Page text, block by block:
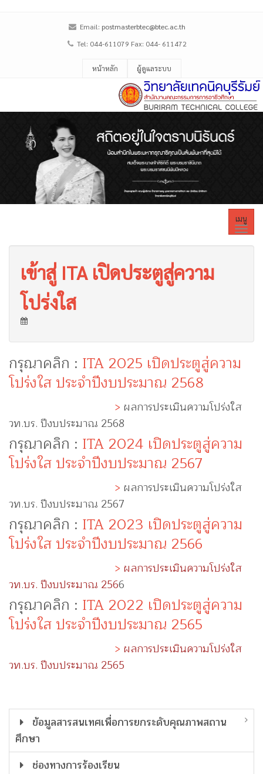
Email: postmasterbtec@btec.ac.th
Tel: 044-611079 Fax: 044- 611472
หน้าหลัก ผู้ดูแลระบบ
เมนู
เข้าสู่ ITA เปิดประตูสู่ความ
โปร่งใส
กรุณาคลิก : ITA 2025 เปิดประตูสู่ความ
โปร่งใส ประจำปีงบประมาณ 2568
> ผลการประเมินความโปร่งใส
วท.บร. ปีงบประมาณ 2568
กรุณาคลิก : ITA 2024 เปิดประตูสู่ความ
โปร่งใส ประจำปีงบประมาณ 2567
> ผลการประเมินความโปร่งใส
วท.บร. ปีงบประมาณ 2567
กรุณาคลิก : ITA 2023 เปิดประตูสู่ความ
โปร่งใส ประจำปีงบประมาณ 2566
> ผลการประเมินความโปร่งใส
วท.บร. ปีงบประมาณ 2566
กรุณาคลิก : ITA 2022 เปิดประตูสู่ความ
โปร่งใส ประจำปีงบประมาณ 2565
> ผลการประเมินความโปร่งใส
วท.บร. ปีงบประมาณ 2565
ข้อมูลสารสนเทศเพื่อการยกระดับคุณภาพสถาน
ศึกษา
ช่องทางการร้องเรียน